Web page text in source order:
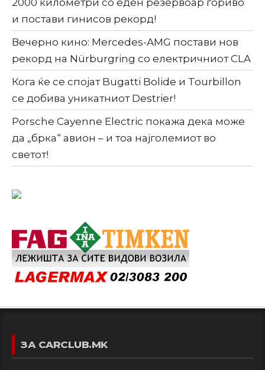
и постави гинисов рекорд!
Вечерно кино: Mercedes-AMG постави нов
рекорд на Nürburgring со електричниот CLA
Кога ќе се спојат Bugatti Bolide и Tourbillon
се добива уникатниот Destrier!
Porsche Cayenne Electric покажа дека може
да „брка“ авион – и тоа најголемиот во
светот!
ЗА CARCLUB.MK